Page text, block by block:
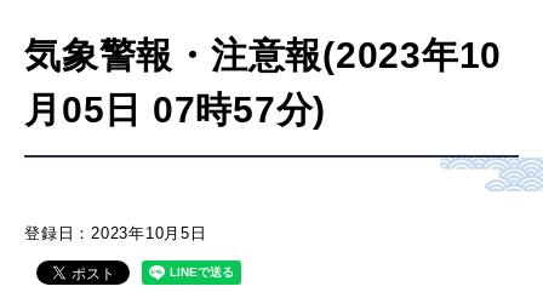
한글 Tiếng việt Tagalog
市政情報
くらし・手続き・
気象警報・注意報(2023年10
月05日 07時57分)
登録日：2023年10月5日